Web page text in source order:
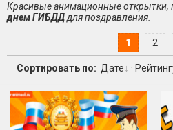
Красивые анимационные открытки,
днем ГИБДДдля поздравления.
1 2
Сортировать по: Дате ·